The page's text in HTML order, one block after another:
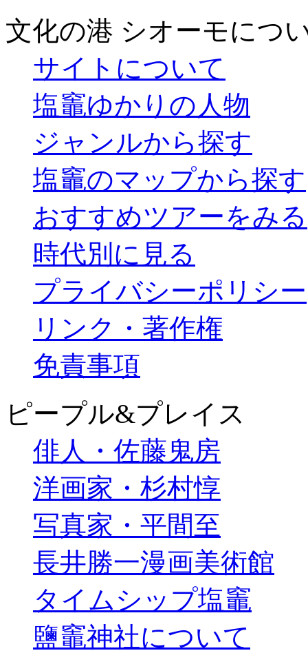
文化の港 シオーモにつ
サイトについて
塩竈ゆかりの人物
ジャンルから探す
塩竈のマップから探す
おすすめツアーをみる
時代別に見る
プライバシーポリシー
リンク・著作権
免責事項
ピープル&プレイス
俳人・佐藤鬼房
洋画家・杉村惇
写真家・平間至
長井勝一漫画美術館
タイムシップ塩竈
鹽竈神社について